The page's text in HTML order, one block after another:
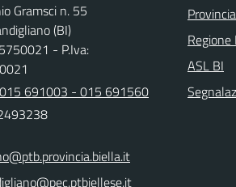
Gramsci n. 55
(BI)
- P.Iva:
015 691003 - 015 691560
ASL BI